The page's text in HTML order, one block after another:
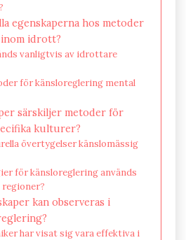
egenskaperna hos metoder
idrott?
vanligtvis av idrottare
för känsloreglering mental
särskiljer metoder för
kulturer?
övertygelser känslomässig
för känsloreglering används
kan observeras i
har visat sig vara effektiva i